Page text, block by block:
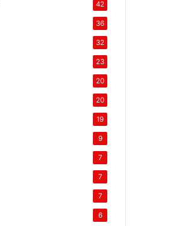
42
36
32
23
20
20
19
9
7
7
7
6